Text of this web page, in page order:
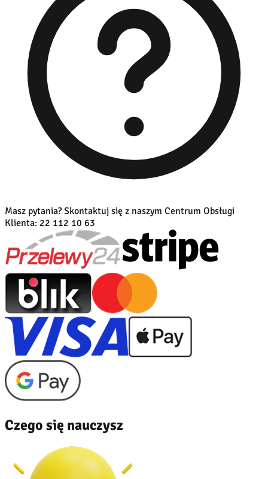
Masz pytania? Skontaktuj się z naszym Centrum Obsługi
Klienta: 22 112 10 63
Czego się nauczysz